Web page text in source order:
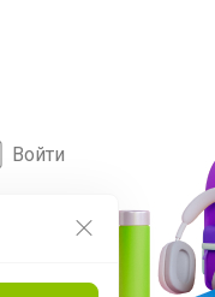
Войти